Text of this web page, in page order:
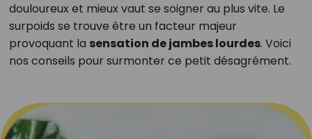
douloureux et mieux vaut se soigner au plus vite. Le
surpoids se trouve être un facteur majeur
provoquant la sensation de jambes lourdes. Voici
nos conseils pour surmonter ce petit désagrément.